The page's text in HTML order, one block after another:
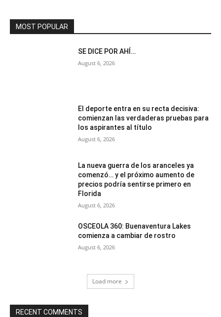
MOST POPULAR
SE DICE POR AHÍ…
August 6, 2026
El deporte entra en su recta decisiva:
comienzan las verdaderas pruebas para
los aspirantes al título
August 6, 2026
La nueva guerra de los aranceles ya
comenzó… y el próximo aumento de
precios podría sentirse primero en
Florida
August 6, 2026
OSCEOLA 360: Buenaventura Lakes
comienza a cambiar de rostro
August 6, 2026
Load more
RECENT COMMENTS